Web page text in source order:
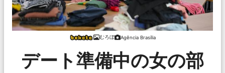
むろぼ Agência Brasília
デート準備中の女の部